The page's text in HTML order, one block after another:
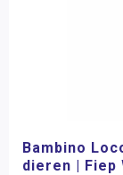
Bambino
dieren | Fiep